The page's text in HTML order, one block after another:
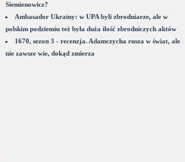
Siemienowicz?
Ambasador Ukrainy: w UPA byli zbrodniarze, ale w
polskim podziemiu też była duża ilość zbrodniczych aktów
1670, sezon 3 - recenzja. Adamczycha rusza w świat, ale
nie zawsze wie, dokąd zmierza